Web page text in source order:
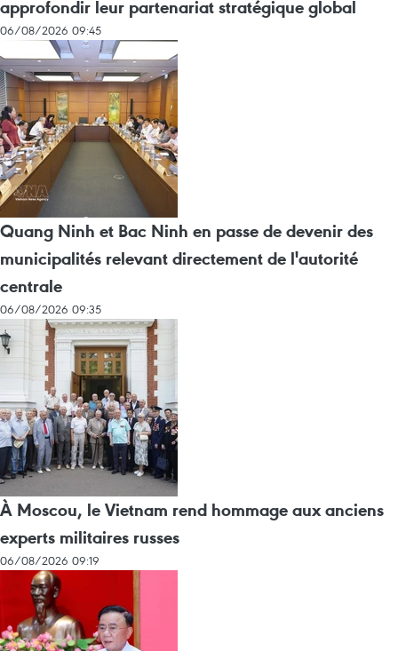
approfondir leur partenariat stratégique global
06/08/2026 09:45
Quang Ninh et Bac Ninh en passe de devenir des
municipalités relevant directement de l'autorité
centrale
06/08/2026 09:35
À Moscou, le Vietnam rend hommage aux anciens
experts militaires russes
06/08/2026 09:19